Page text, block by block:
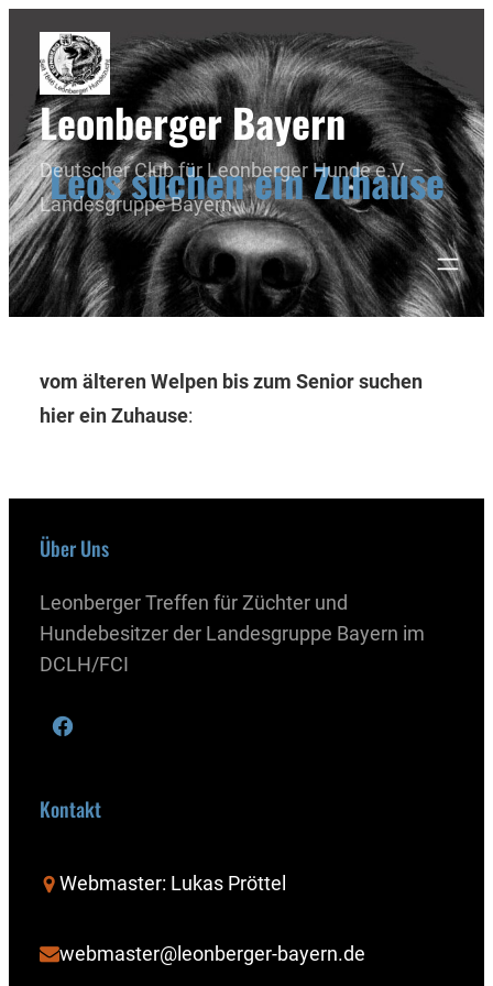
Leonberger Bayern
Deutscher Club für Leonberger Hunde e.V. –
Landesgruppe Bayern
Leos suchen ein Zuhause
vom älteren Welpen bis zum Senior suchen
hier ein Zuhause:
Über Uns
Leonberger Treffen für Züchter und
Hundebesitzer der Landesgruppe Bayern im
DCLH/FCI
Kontakt
Webmaster: Lukas Pröttel
webmaster@leonberger-bayern.de